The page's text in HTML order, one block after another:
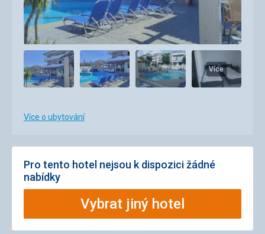
Více
Více o ubytování
Pro tento hotel nejsou k dispozici žádné
nabídky
Vybrat jiný hotel